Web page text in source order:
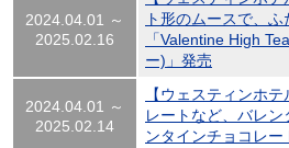
2024.04.01 ～
2025.02.16
ト形のムースで、
「Valentine High
ー)」発売
2024.04.01 ～
2025.02.14
【ウェスティンホ
レートなど、バレ
ンタインチョコレ